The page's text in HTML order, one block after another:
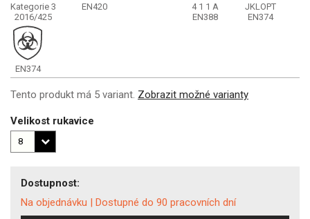
Kategorie 3
2016/425
EN420 4 1 1 A
EN388
JKLOPT
EN374
EN374
Tento produkt má 5 variant. Zobrazit možné varianty
Velikost rukavice
Dostupnost:
Na objednávku | Dostupné do 90 pracovních dní